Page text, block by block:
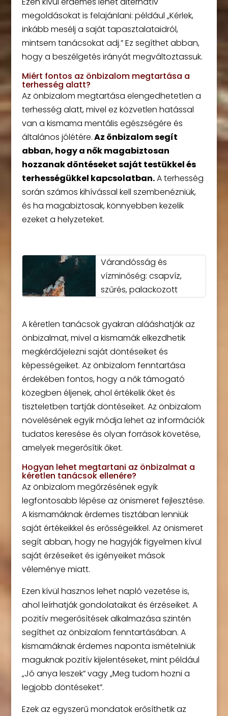
megoldásokat is felajánlani: például „Kérlek,
inkább mesélj a saját tapasztalataidról,
mintsem tanácsokat adj.” Ez segíthet abban,
hogy a beszélgetés irányát megváltoztassuk.
Miért fontos az önbizalom megtartása a
terhesség alatt?
Az önbizalom megtartása elengedhetetlen a
terhesség alatt, mivel ez közvetlen hatással
van a kismama mentális egészségére és
általános jólétére.Az önbizalom segít
abban, hogy a nők magabiztosan
hozzanak döntéseket saját testükkel és
terhességükkel kapcsolatban.A terhesség
során számos kihívással kell szembenézniük,
és ha magabiztosak, könnyebben kezelik
ezeket a helyzeteket.
Várandósság és
vízminőség: csapvíz,
szűrés, palackozott
A kéretlen tanácsok gyakran alááshatják az
önbizalmat, mivel a kismamák elkezdhetik
megkérdőjelezni saját döntéseiket és
képességeiket. Az önbizalom fenntartása
érdekében fontos, hogy a nők támogató
közegben éljenek, ahol értékelik őket és
tiszteletben tartják döntéseiket. Az önbizalom
növelésének egyik módja lehet az információk
tudatos keresése és olyan források követése,
amelyek megerősítik őket.
Hogyan lehet megtartani az önbizalmat a
kéretlen tanácsok ellenére?
Az önbizalom megőrzésének egyik
legfontosabb lépése az önismeret fejlesztése.
A kismamáknak érdemes tisztában lenniük
saját értékeikkel és erősségeikkel. Az önismeret
segít abban, hogy ne hagyják figyelmen kívül
saját érzéseiket és igényeiket mások
véleménye miatt.
Ezen kívül hasznos lehet napló vezetése is,
ahol leírhatják gondolataikat és érzéseiket. A
pozitív megerősítések alkalmazása szintén
segíthet az önbizalom fenntartásában. A
kismamáknak érdemes naponta ismételniük
maguknak pozitív kijelentéseket, mint például
„Jó anya leszek” vagy „Meg tudom hozni a
legjobb döntéseket”.
Ezek az egyszerű mondatok erősíthetik az